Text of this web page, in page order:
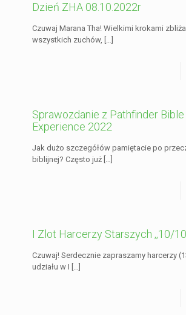
Dzień ZHA 08.10.2022r
Czuwaj Marana Tha! Wielkimi krokami
wszystkich zuchów, […]
Sprawozdanie z Pathfinder Bible
Experience 2022
Jak dużo szczegółów pamiętacie po
biblijnej? Często już […]
I Zlot Harcerzy Starszych ,,10/
Czuwaj! Serdecznie zapraszamy harcerzy
udziału w I […]